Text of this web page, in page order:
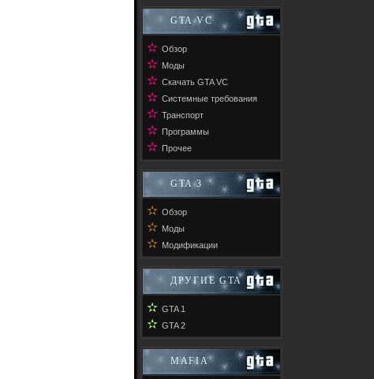
GTA VC
✫ Обзор
✫ Моды
✫ Скачать GTA VC
✫ Системные требования
✫ Транспорт
✫ Программы
✫ Прочее
GTA 3
✫ Обзор
✫ Моды
✫ Модификации
ДРУГИЕ GTA
✫ GTA 1
✫ GTA 2
MAFIA